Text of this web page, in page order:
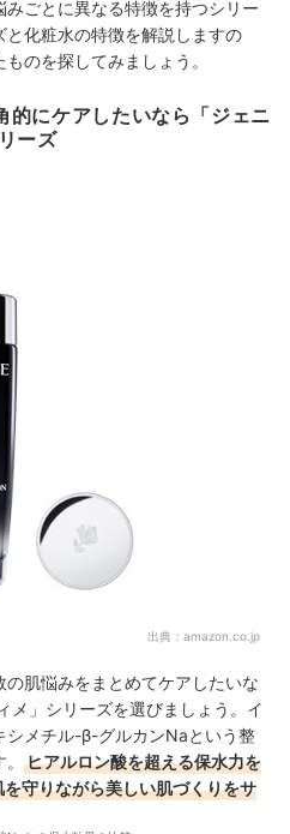
ごとに異なる特徴を持つシリー
化粧水の特徴を解説しますの
のを探してみましょう。
的にケアしたいなら「ジェニ
ーズ
出典： amazon.co.jp
肌悩みをまとめてケアしたいな
メ」シリーズを選びましょう。イ
シメチル-β-グルカンNaという整
ヒアルロン酸を超える保水力を
守りながら美しい肌づくりをサ